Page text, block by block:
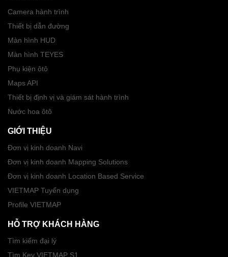
Camera hành trình
Thiết bị dẫn đường
Màn hình HUD
Màn hình TEYES
Phụ kiện ôtô
Maps API
Thiết bị định vị và giám sát hành trình
Nước hoa ôtô
GIỚI THIỆU
Đơn vị kinh doanh Navi
Đơn vị kinh doanh Mapping Solutions
Đơn vị kinh doanh Location Based Service
VIETMAP Tuyển dụng
Profile VIETMAP
HỖ TRỢ KHÁCH HÀNG
Tìm kiếm đại lý
Tìm Key VIETMAP S1